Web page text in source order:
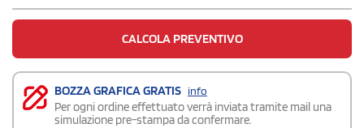
CALCOLA PREVENTIVO
BOZZA GRAFICA GRATIS info
Per ogni ordine effettuato verrà inviata tramite mail una
simulazione pre-stampa da confermare.